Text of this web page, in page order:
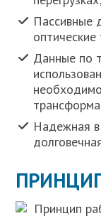
Пассивные
Данные по
Надежная в
Принцип